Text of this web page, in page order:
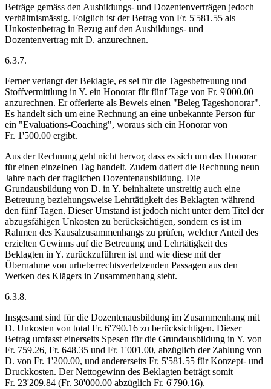
Beträge gemäss den Ausbildungs- und Dozentenverträgen jedoch
verhältnismässig. Folglich ist der Betrag von Fr. 5'581.55 als
Unkostenbetrag in Bezug auf den Ausbildungs- und
Dozentenvertrag mit D. anzurechnen.
6.3.7.
Ferner verlangt der Beklagte, es sei für die Tagesbetreuung und
Stoffvermittlung in Y. ein Honorar für fünf Tage von Fr. 9'000.00
anzurechnen. Er offerierte als Beweis einen "Beleg Tageshonorar".
Es handelt sich um eine Rechnung an eine unbekannte Person für
ein "Evaluations-Coaching", woraus sich ein Honorar von
Fr. 1'500.00 ergibt.
Aus der Rechnung geht nicht hervor, dass es sich um das Honorar
für einen einzelnen Tag handelt. Zudem datiert die Rechnung neun
Jahre nach der fraglichen Dozentenausbildung. Die
Grundausbildung von D. in Y. beinhaltete unstreitig auch eine
Betreuung beziehungsweise Lehrtätigkeit des Beklagten während
den fünf Tagen. Dieser Umstand ist jedoch nicht unter dem Titel der
abzugsfähigen Unkosten zu berücksichtigen, sondern es ist im
Rahmen des Kausal­zusammenhangs zu prüfen, welcher Anteil des
erzielten Gewinns auf die Betreuung und Lehr­tätigkeit des
Beklagten in Y. zurückzuführen ist und wie diese mit der
Übernahme von urheberrechtsverletzenden Passagen aus den
Werken des Klägers in Zusammenhang steht.
6.3.8.
Insgesamt sind für die Dozentenausbildung im Zusammenhang mit
D. Unkosten von total Fr. 6'790.16 zu berücksichtigen. Dieser
Betrag umfasst einerseits Spesen für die Grundausbildung in Y. von
Fr. 759.26, Fr. 648.35 und Fr. 1'001.00, abzüglich der Zahlung von
D. von Fr. 1'200.00, und andererseits Fr. 5'581.55 für Konzept- und
Druckkosten. Der Nettogewinn des Beklagten beträgt somit
Fr. 23'209.84 (Fr. 30'000.00 abzüglich Fr. 6'790.16).